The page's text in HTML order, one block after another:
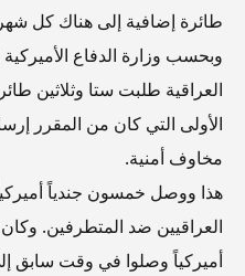
طائرة إضافية إلى هناك كل
وبحسب وزارة الدفاع الأميركية
العراقية طلبت ستا وثلاثين
الأولى التي كان من المقرر
مخاوف أمنية.
هذا ووصل خمسون جندياً
العراقيين ضد المتطرفين.
أميركياً وصلوا في وقت سابق